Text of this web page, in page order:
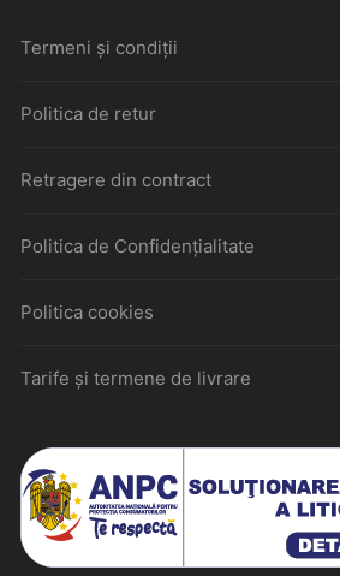
Termeni și condiții
Politica de retur
Retragere din contract
Politica de Confidențialitate
Politica cookies
Tarife și termene de livrare